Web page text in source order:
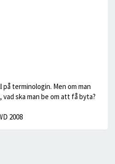
terminologin. Men om man
ska man be om att få byta?
2008